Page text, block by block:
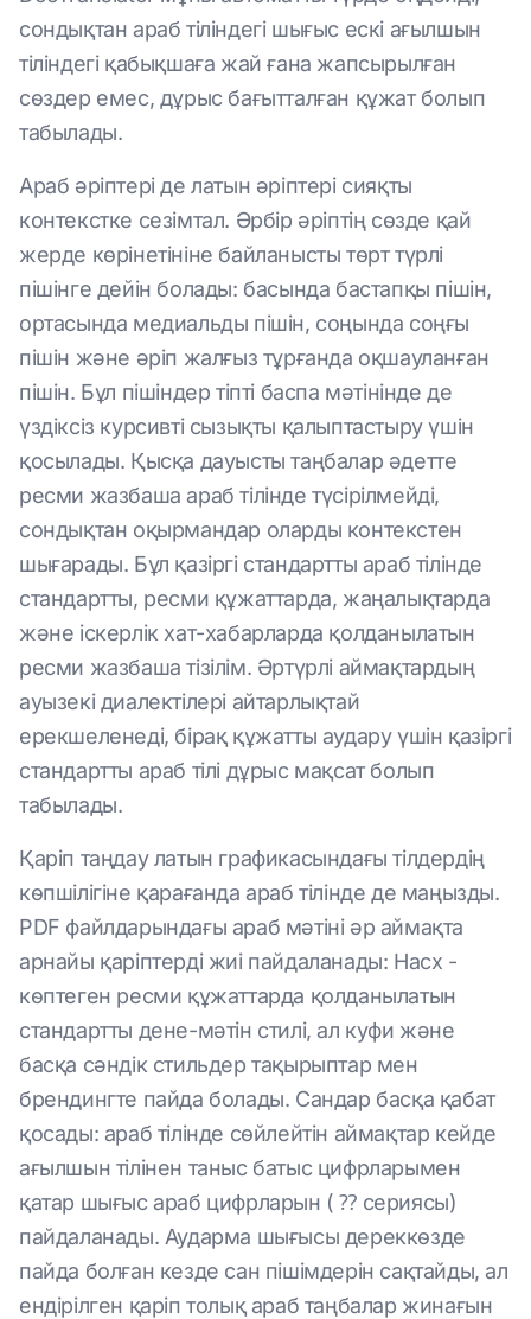
сондықтан араб тіліндегі шығыс ескі ағылшын
тіліндегі қабықшаға жай ғана жапсырылған
сөздер емес, дұрыс бағытталған құжат болып
табылады.
Араб әріптері де латын әріптері сияқты
контекстке сезімтал. Әрбір әріптің сөзде қай
жерде көрінетініне байланысты төрт түрлі
пішінге дейін болады: басында бастапқы пішін,
ортасында медиальды пішін, соңында соңғы
пішін және әріп жалғыз тұрғанда оқшауланған
пішін. Бұл пішіндер тіпті баспа мәтінінде де
үздіксіз курсивті сызықты қалыптастыру үшін
қосылады. Қысқа дауысты таңбалар әдетте
ресми жазбаша араб тілінде түсірілмейді,
сондықтан оқырмандар оларды контекстен
шығарады. Бұл қазіргі стандартты араб тілінде
стандартты, ресми құжаттарда, жаңалықтарда
және іскерлік хат-хабарларда қолданылатын
ресми жазбаша тізілім. Әртүрлі аймақтардың
ауызекі диалектілері айтарлықтай
ерекшеленеді, бірақ құжатты аудару үшін қазіргі
стандартты араб тілі дұрыс мақсат болып
табылады.
Қаріп таңдау латын графикасындағы тілдердің
көпшілігіне қарағанда араб тілінде де маңызды.
PDF файлдарындағы араб мәтіні әр аймақта
арнайы қаріптерді жиі пайдаланады: Насх -
көптеген ресми құжаттарда қолданылатын
стандартты дене-мәтін стилі, ал куфи және
басқа сәндік стильдер тақырыптар мен
брендингте пайда болады. Сандар басқа қабат
қосады: араб тілінде сөйлейтін аймақтар кейде
ағылшын тілінен таныс батыс цифрларымен
қатар шығыс араб цифрларын ( ⁇ сериясы)
пайдаланады. Аударма шығысы дереккөзде
пайда болған кезде сан пішімдерін сақтайды, ал
ендірілген қаріп толық араб таңбалар жинағын